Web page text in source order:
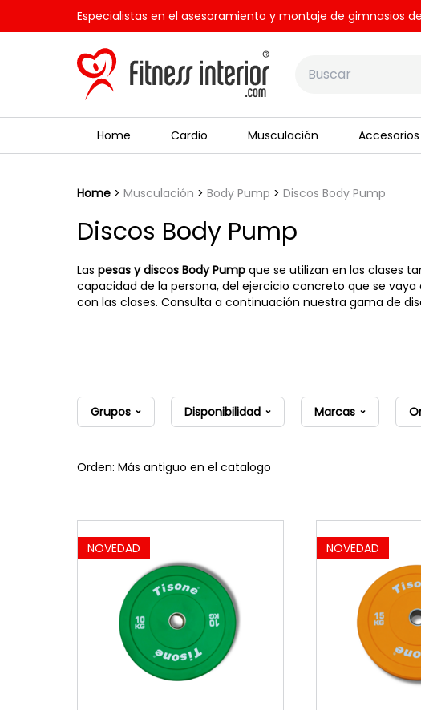
Especialistas en el asesoramiento y montaje de gimnasios
Home Cardio Musculación
Home Musculación Body Pump Discos Body Pump
Discos Body Pump
Las pesas y discos Body Pump que se utilizan en las clases
capacidad de la persona, del ejercicio concreto que se
con las clases. Consulta a continuación nuestra gama de
Grupos Disponibilidad Marcas
Orden: Más antiguo en el catalogo
NOVEDAD NOVEDAD